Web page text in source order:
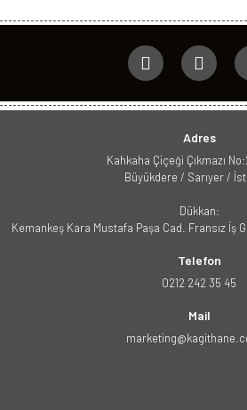
Adres
Kahkaha Çiçeği Çıkmazı
Büyükdere / Sarıyer /
Dükkan:
Kemankeş Kara Mustafa Paşa Cad. Fransız İş
Telefon
0212 242 35 45
Mail